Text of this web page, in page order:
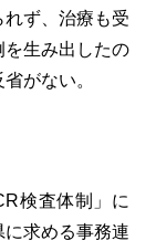
ず、治療も受
を生み出したの
がない。
検査体制」に
求める事務連